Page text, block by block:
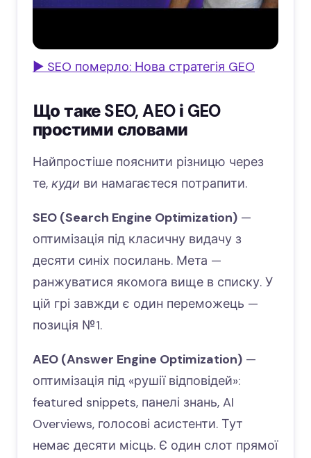
▶ SEO померло: Нова стратегія GEO
Що таке SEO, AEO і GEO
простими словами
Найпростіше пояснити різницю через
те, куди ви намагаєтеся потрапити.
SEO (Search Engine Optimization) —
оптимізація під класичну видачу з
десяти синіх посилань. Мета —
ранжуватися якомога вище в списку. У
цій грі завжди є один переможець —
позиція №1.
AEO (Answer Engine Optimization) —
оптимізація під «рушії відповідей»:
featured snippets, панелі знань, AI
Overviews, голосові асистенти. Тут
немає десяти місць. Є один слот прямої